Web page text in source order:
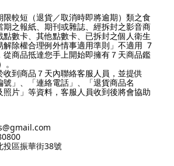
較短（退貨／取消時即將逾期）類之食
期之報紙、期刊或雜誌、經拆封之影音商
數卡、其他點數卡、已拆封之個人衛生
解除權合理例外情事適用準則」不適用 7
從商品抵達您手上開始即擁有７天商品鑑
到商品７天內聯絡客服人員，並提供
號」、「連絡電話」、「退貨商品名
片」等資料，客服人員收到後將會協助
投區振華街38號